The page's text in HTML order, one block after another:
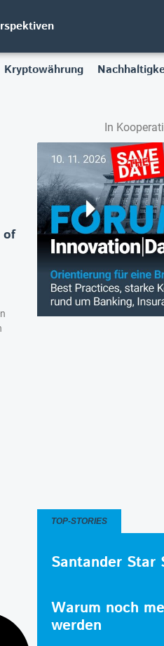
Kryptowährung
In
of
TOP-STORIES
Santander Star
Warum noch
werden